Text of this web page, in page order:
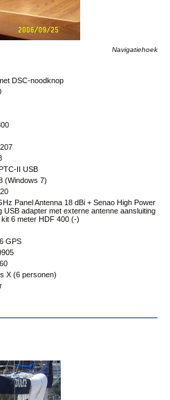
Navigatiehoek
DSC-noodknop
II USB
(Windows 7)
Panel Antenna 18 dBi + Senao High Power
USB adapter met externe antenne aansluiting
kit 6 meter HDF 400 (-)
GPS
X (6 personen)